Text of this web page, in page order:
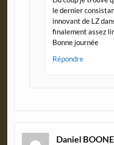
le dernier
innovant de LZ
finalement assez
Bonne journée
Répondre
Daniel BOONE